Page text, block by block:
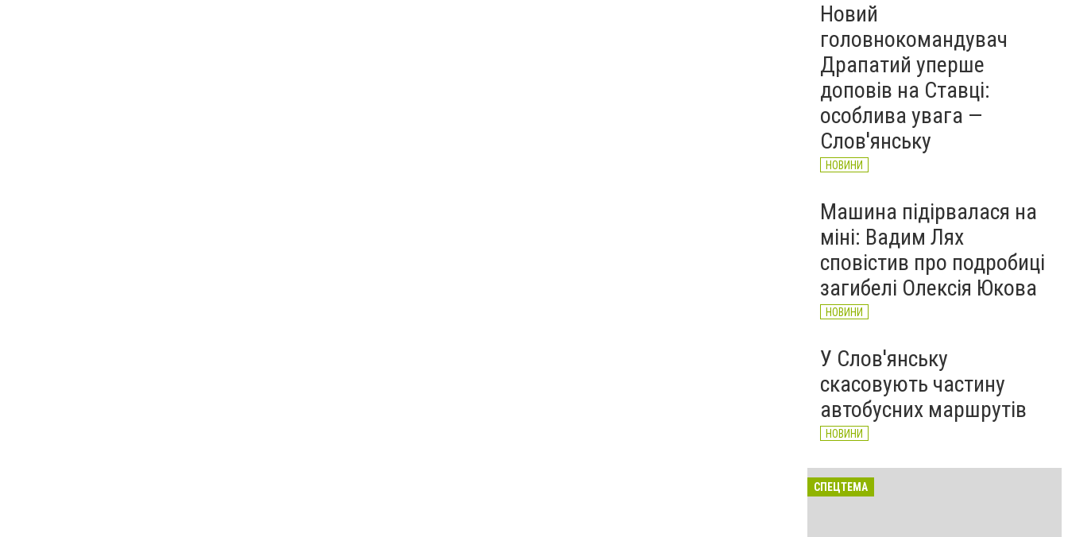
Новий
головнокомандувач
Драпатий уперше
доповів на Ставці:
особлива увага —
Слов'янську
НОВИНИ
Машина підірвалася на
міні: Вадим Лях
сповістив про подробиці
загибелі Олексія Юкова
НОВИНИ
У Слов'янську
скасовують частину
автобусних маршрутів
НОВИНИ
СПЕЦТЕМА